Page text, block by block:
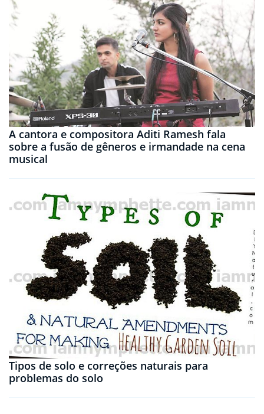
A cantora e compositora Aditi Ramesh fala
sobre a fusão de gêneros e irmandade na cena
musical
Tipos de solo e correções naturais para
problemas do solo